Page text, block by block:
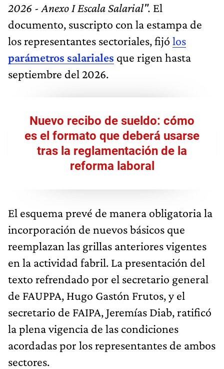
2026 - Anexo I Escala Salarial". El
documento, suscripto con la estampa de
los representantes sectoriales, fijó los
parámetros salariales que rigen hasta
septiembre del 2026.
Nuevo recibo de sueldo: cómo
es el formato que deberá usarse
tras la reglamentación de la
reforma laboral
El esquema prevé de manera obligatoria la
incorporación de nuevos básicos que
reemplazan las grillas anteriores vigentes
en la actividad fabril. La presentación del
texto refrendado por el secretario general
de FAUPPA, Hugo Gastón Frutos, y el
secretario de FAIPA, Jeremías Diab, ratificó
la plena vigencia de las condiciones
acordadas por los representantes de ambos
sectores.